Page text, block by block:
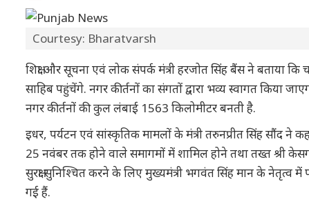
Courtesy: Bharatvarsh
शिक्षा और सूचना एवं लोक संपर्क मंत्री हरजोत सिंह बैंस ने बताया
साहिब पहुंचेंगे. नगर कीर्तनों का संगतों द्वारा भव्य स्वागत किया
नगर कीर्तनों की कुल लंबाई 1563 किलोमीटर बनती है.
इधर, पर्यटन एवं सांस्कृतिक मामलों के मंत्री तरुनप्रीत सिंह सौंद ने
25 नवंबर तक होने वाले समागमों में शामिल होने तथा तख्त श्री
सुरक्षा सुनिश्चित करने के लिए मुख्यमंत्री भगवंत सिंह मान के नेतृत्व में
गई हैं.